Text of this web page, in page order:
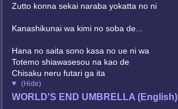
Zutto konna sekai naraba yokatta no ni
Kanashikunai wa kimi no soba de...
Hana no saita sono kasa no ue ni wa
Totemo shiawasesou na kao de
Chisaku neru futari ga ita
(Hide)
WORLD'S END UMBRELLA (English)